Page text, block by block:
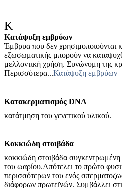
Κ
Κατάψυξη εμβρύων
Έμβρυα που δεν χρησιμοποιούνται
εξωσωματικής μπορούν να
μελλοντική χρήση. Συνώνυμη της
Περισσότερα...Κατάψυξη εμβρύων
Κατακερματισμός DNA
κατάτμηση του γενετικού υλικού.
Κοκκιώδη στοιβάδα
κοκκιώδη στοιβάδα
του ωαρίου.Απότελει το πρώτο
περισσότερων του ενός
διάφορων πρωτεϊνών. Συμβάλλει